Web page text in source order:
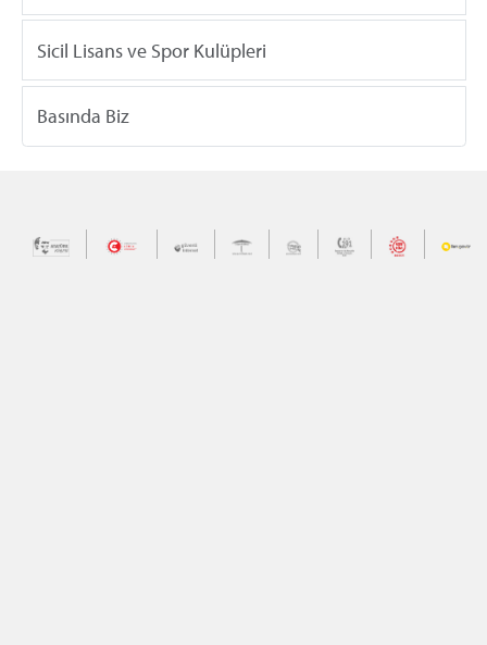
Sicil Lisans ve Spor Kulüpleri
Basında Biz